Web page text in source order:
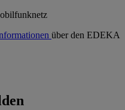
über den EDEKA